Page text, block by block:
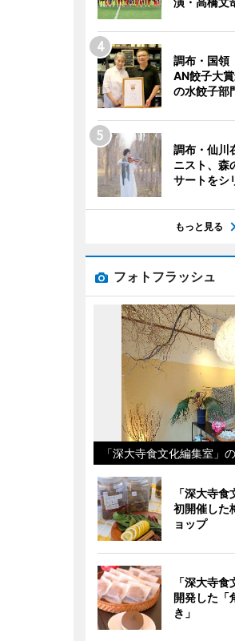
調布・国領
AN餃子大
の水餃子部
調布・仙川
ニスト、森
サートをシ
もっと見る
フォトフラッシュ
「深大寺食文化編集室」
「深大寺
初開催した
ョップ
「深大寺
開発した「
き」